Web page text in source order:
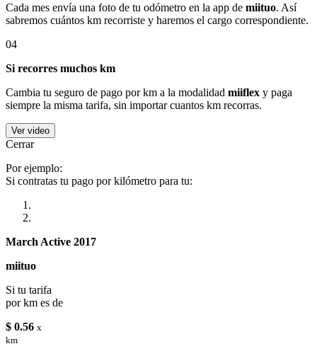
Cada mes envía una foto de tu odómetro en la app de miituo. Así
sabremos cuántos km recorriste y haremos el cargo correspondiente.
04
Si recorres muchos km
Cambia tu seguro de pago por km a la modalidad miiflex y paga
siempre la misma tarifa, sin importar cuantos km recorras.
Ver video
Cerrar
Por ejemplo:
Si contratas tu pago por kilómetro para tu:
March Active 2017
miituo
Si tu tarifa
por km es de
$ 0.56 x
km